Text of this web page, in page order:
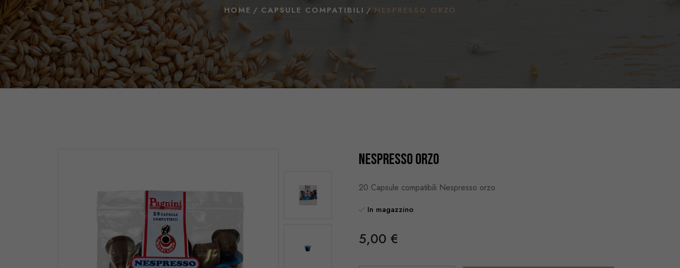
HOME CAPSULE COMPATIBILI NESPRESSO ORZO
Nespresso Orzo
20 Capsule compatibili Nespresso orzo
In magazzino
5,00 €